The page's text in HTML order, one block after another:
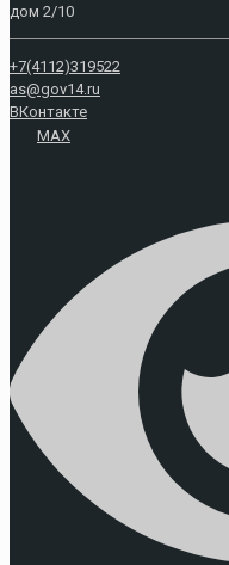
дом 2/10
+7(4112)319522
as@gov14.ru
ВКонтакте
MAX